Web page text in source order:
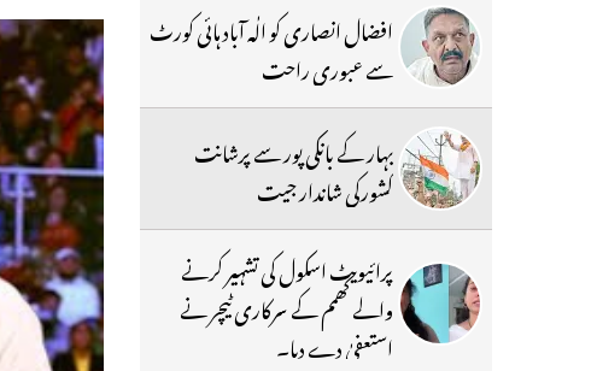
افضال انصاری کو الٰہ آباد ہائی کورٹ
سے عبوری راحت
بہار کے بانکی پور سے پرشانت
کشورکی شاندار جیت
پرائیویٹ اسکول کی تشہیر کرنے
والے کھمم کے سرکاری ٹیچر نے
استعفیٰ دے دیا۔